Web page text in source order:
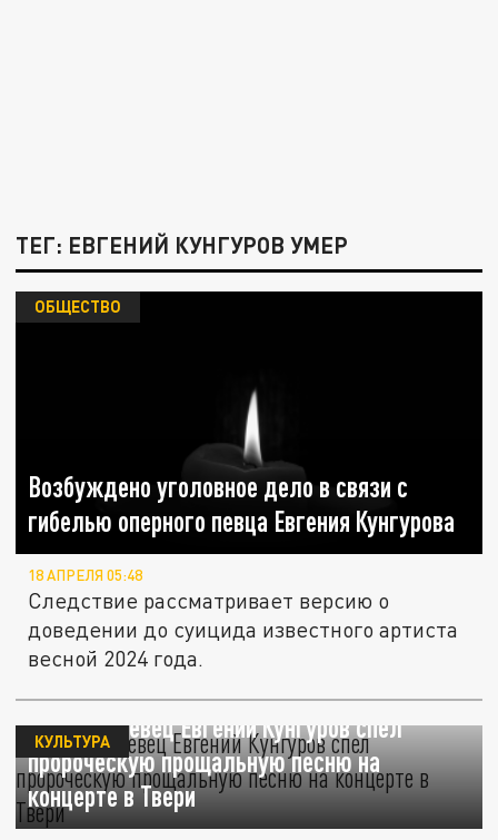
ТЕГ: ЕВГЕНИЙ КУНГУРОВ УМЕР
Возбуждено уголовное дело в связи с
гибелью оперного певца Евгения Кунгурова
ОБЩЕСТВО
18 АПРЕЛЯ 05:48
Следствие рассматривает версию о
доведении до суицида известного артиста
весной 2024 года.
Оперный певец Евгений Кунгуров спел
пророческую прощальную песню на
концерте в Твери
КУЛЬТУРА